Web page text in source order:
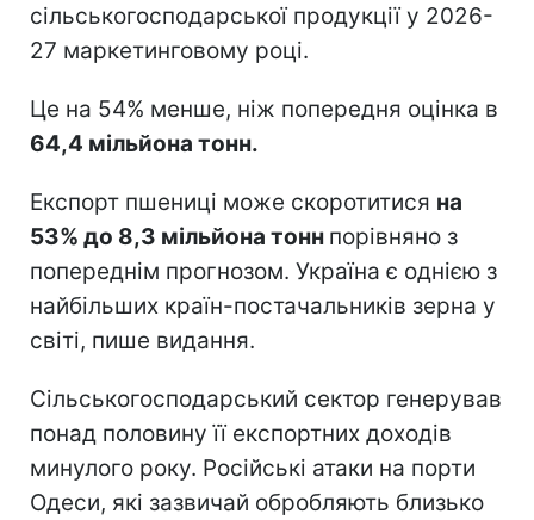
сільськогосподарської продукції у 2026-
27 маркетинговому році.
Це на 54% менше, ніж попередня оцінка в
64,4 мільйона тонн.
Експорт пшениці може скоротитися на
53% до 8,3 мільйона тонн порівняно з
попереднім прогнозом. Україна є однією з
найбільших країн-постачальників зерна у
світі, пише видання.
Сільськогосподарський сектор генерував
понад половину її експортних доходів
минулого року. Російські атаки на порти
Одеси, які зазвичай обробляють близько